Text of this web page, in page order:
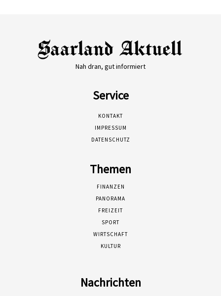
Nah dran, gut informiert
Service
KONTAKT
IMPRESSUM
DATENSCHUTZ
Themen
FINANZEN
PANORAMA
FREIZEIT
SPORT
WIRTSCHAFT
KULTUR
Nachrichten